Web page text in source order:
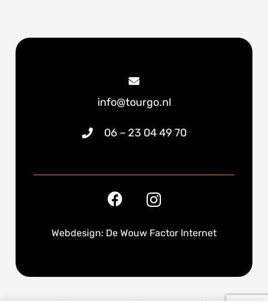
info@tourgo.nl
06 – 23 04 49 70
Webdesign: De Wouw Factor Internet